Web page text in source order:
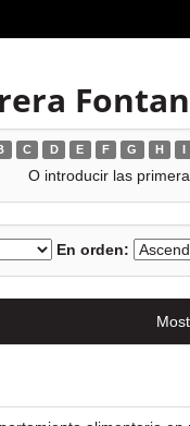
C D E F G H I
O introducir las
En orden: